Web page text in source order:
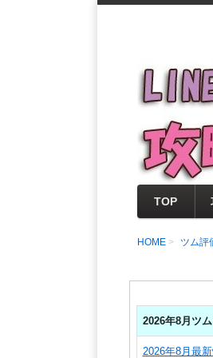
LINE
支持率
セレクト
0％楽しめ
TOP
HOME ツム評
2026年8月ツ
2026年8月最